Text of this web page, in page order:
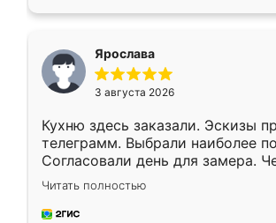
Ярослава
3 августа 2026
Кухню здесь заказали. Эскизы
телеграмм. Выбрали наиболее
Согласовали день для замера.
недели кухня была уже готова.
довольны работой. Спасибо
мебель за качественную работу!
Читать полностью